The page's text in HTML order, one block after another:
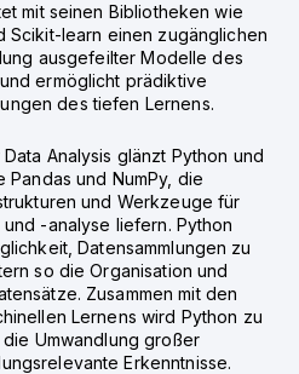
mit seinen Bibliotheken wie
Scikit-learn einen zugänglichen
ausgefeilter Modelle des
ermöglicht prädiktive
des tiefen Lernens.
Analysis glänzt Python und
und NumPy, die
und Werkzeuge für
-analyse liefern. Python
Datensammlungen zu
so die Organisation und
Zusammen mit den
Lernens wird Python zu
Umwandlung großer
Erkenntnisse.